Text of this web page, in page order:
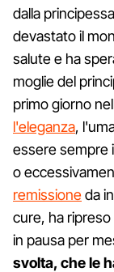
dalla
devastato il
salute e ha
moglie del
primo giorno
l'eleganza,
essere sempre
o
remissioneda
cure, ha
in pausa per
svolta, che le